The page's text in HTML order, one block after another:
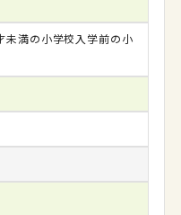
満の小学校入学前の小